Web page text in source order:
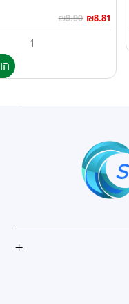
₪9.90 ₪8.81